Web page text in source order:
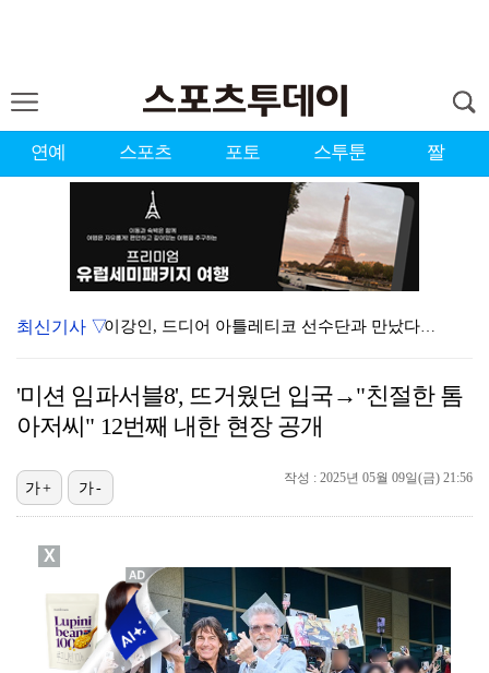
연예 스포츠 포토 스투툰 짤
이강인, 드디어 아틀레티코 선수단과 만났다…시메오네 감…
KBO, 기록적인 폭염으로 9일까지 리그 중단…내달 6…
"기분 맞춰주려고" 축구협회, 외국인 심판 성접대 의혹…
'주장 완장' 김민재, 한국 떠나기 전 뮌헨 동료들에게…
폭로자 "황정민, 본인 말에 책임져야…내가 사생활에 초…
박문성 "축구협회 성접대 의혹? 사실이면 국제 망신…사…
최신기사 ▽
'미션 임파서블8', 뜨거웠던 입국→"친절한 톰
아저씨" 12번째 내한 현장 공개
작성 : 2025년 05월 09일(금) 21:56
가+ 가-
X